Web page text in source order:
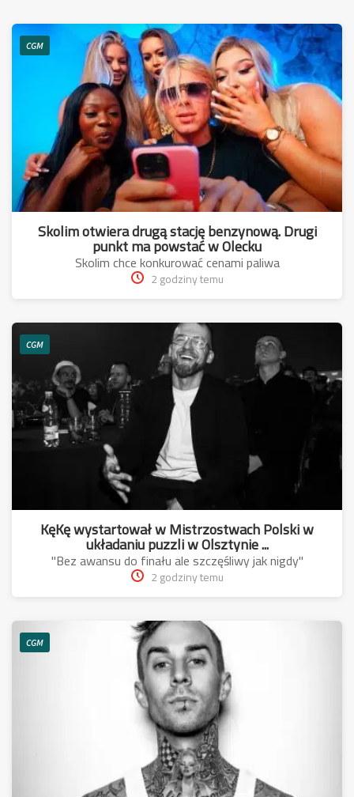
CGM
Skolim otwiera drugą stację benzynową. Drugi
punkt ma powstać w Olecku
Skolim chce konkurować cenami paliwa
2 godziny temu
CGM
KęKę wystartował w Mistrzostwach Polski w
układaniu puzzli w Olsztynie ...
"Bez awansu do finału ale szczęśliwy jak nigdy"
2 godziny temu
CGM